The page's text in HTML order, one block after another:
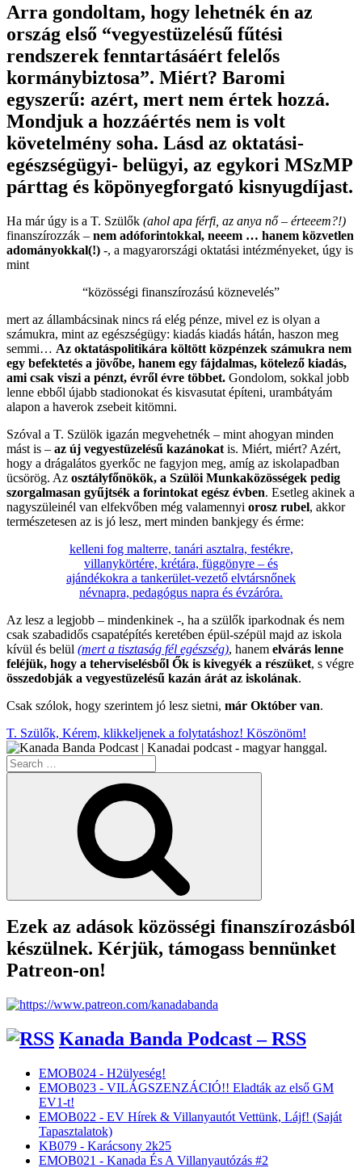
Arra gondoltam, hogy lehetnék én az
ország első “vegyestüzelésű fűtési
rendszerek fenntartásáért felelős
kormánybiztosa”. Miért? Baromi
egyszerű: azért, mert nem értek hozzá.
Mondjuk a hozzáértés nem is volt
követelmény soha. Lásd az oktatási-
egészségügyi- belügyi, az egykori MSzMP
párttag és köpönyegforgató kisnyugdíjast.
Ha már úgy is a T. Szülők (ahol apa férfi, az anya nő – érteeem?!)
finanszírozzák – nem adóforintokkal, neeem … hanem közvetlen
adományokkal(!) -, a magyarországi oktatási intézményeket, úgy is
mint
“közösségi finanszírozású köznevelés”
mert az állambácsinak nincs rá elég pénze, mivel ez is olyan a
számukra, mint az egészségügy: kiadás kiadás hátán, haszon meg
semmi… Az oktatáspolitikára költött közpénzek számukra nem
egy befektetés a jövőbe, hanem egy fájdalmas, kötelező kiadás,
ami csak viszi a pénzt, évről évre többet. Gondolom, sokkal jobb
lenne ebből újabb stadionokat és kisvasutat építeni, urambátyám
alapon a haverok zsebeit kitömni.
Szóval a T. Szülök igazán megvehetnék – mint ahogyan minden
mást is – az új vegyestüzelésű kazánokat is. Miért, miért? Azért,
hogy a drágalátos gyerkőc ne fagyjon meg, amíg az iskolapadban
ücsörög. Az osztályfőnökök, a Szülöi Munkaközösségek pedig
szorgalmasan gyűjtsék a forintokat egész évben. Esetleg akinek a
nagyszüleinél van elfekvőben még valamennyi orosz rubel, akkor
természetesen az is jó lesz, mert minden bankjegy és érme:
kelleni fog malterre, tanári asztalra, festékre,
villanykörtére, krétára, függönyre – és
ajándékokra a tankerület-vezető elvtársnőnek
névnapra, pedagógus napra és évzáróra.
Az lesz a legjobb – mindenkinek -, ha a szülők iparkodnak és nem
csak szabadidős csapatépítés keretében épül-szépül majd az iskola
kívül és belül (mert a tisztaság fél egészség), hanem elvárás lenne
feléjük, hogy a teherviselésből Ők is kivegyék a részüket, s végre
összedobják a vegyestüzelésű kazán árát az iskolának.
Csak szólok, hogy szerintem jó lesz sietni, már Október van.
T. Szülők, Kérem, klikkeljenek a folytatáshoz! Köszönöm!
Search
for:
Ezek az adások közösségi finanszírozásból
készülnek. Kérjük, támogass bennünket
Patreon-on!
Kanada Banda Podcast – RSS
EMOB024 - H2ülyeség!
EMOB023 - VILÁGSZENZÁCIÓ!! Eladták az első GM
EV1-t!
EMOB022 - EV Hírek & Villanyautót Vettünk, Lájf! (Saját
Tapasztalatok)
KB079 - Karácsony 2k25
EMOB021 - Kanada És A Villanyautózás #2